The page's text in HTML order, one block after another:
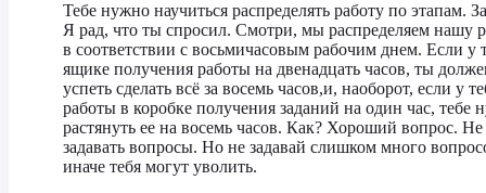
Тебе нужно научиться распределять работу по этапам.
Я рад, что ты спросил. Смотри, мы распределяем нашу
в соответствии с восьмичасовым рабочим днем. Если у
ящике получения работы на двенадцать часов, ты
успеть сделать всё за восемь часов,и, наоборот, если у
работы в коробке получения заданий на один час, тебе
растянуть ее на восемь часов. Как? Хороший вопрос. Не
задавать вопросы. Но не задавай слишком много
иначе тебя могут уволить.